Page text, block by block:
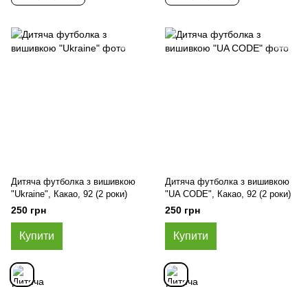
Дитяча футболка з вишивкою
"Ukraine", Какао, 92 (2 роки)
250 грн
Купити
Дитяча футболка з вишивкою
"UA CODE", Какао, 92 (2 роки)
250 грн
Купити